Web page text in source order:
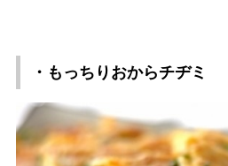
・もっちりおからチヂミ